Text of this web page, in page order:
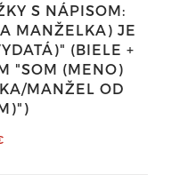
S NÁPISOM:
MANŽELKA) JE
(BIELE +
"SOM (MENO)
MANŽEL OD